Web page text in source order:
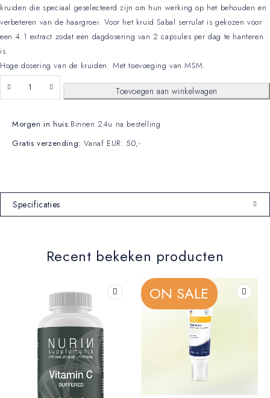
kruiden die speciaal geselecteerd zijn om hun werking op het behouden en
verbeteren van de haargroei. Voor het kruid Sabal serrulat is gekozen voor
een 4:1 extract zodat een dagdosering van 2 capsules per dag te hanteren
is.
Hoge dosering van de kruiden. Met toevoeging van MSM.
Toevoegen aan winkelwagen
Morgen in huis:Binnen 24u na bestelling
Gratis verzending: Vanaf EUR: 50,-
Specificaties
Recent bekeken producten
ON SALE